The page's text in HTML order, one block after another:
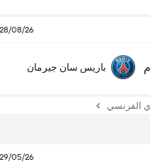
28/08/26
باريس سان جيرمان
الفرنسي
29/05/26